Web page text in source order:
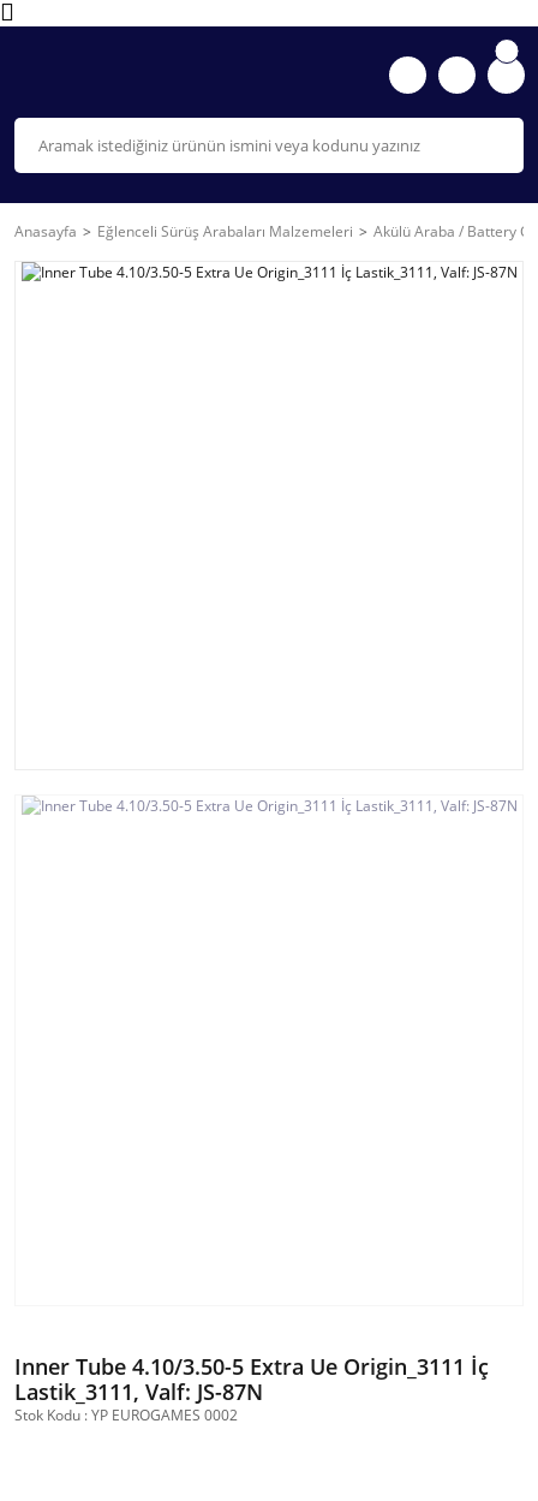
Anasayfa Eğlenceli Sürüş Arabaları Malzemeleri Akülü Araba / Battery
Inner Tube 4.10/3.50-5 Extra Ue Origin_3111 İç
Lastik_3111, Valf: JS-87N
Stok Kodu : YP EUROGAMES 0002